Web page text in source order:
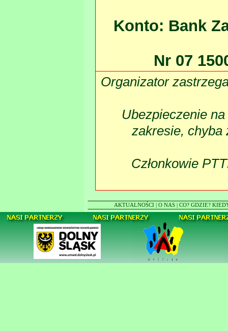
Konto: Bank
Nr 07
Organizator
Ubezpieczenie
zakresie, chyba
Członkowie
AKTUALNOŚCI O NAS CO? GDZIE?